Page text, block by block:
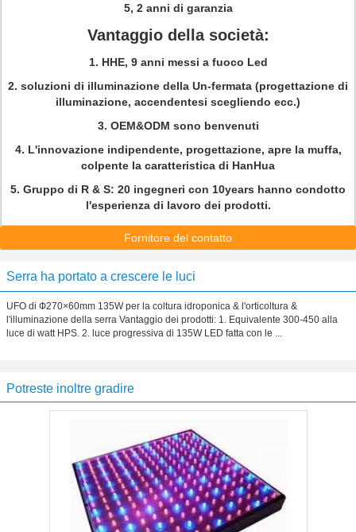
5, 2 anni di garanzia
Vantaggio della società:
1. HHE, 9 anni messi a fuoco Led
2. soluzioni di illuminazione della Un-fermata (progettazione di
illuminazione, accendentesi scegliendo ecc.)
3. OEM&ODM sono benvenuti
4. L'innovazione indipendente, progettazione, apre la muffa,
colpente la caratteristica di HanHua
5. Gruppo di R & S: 20 ingegneri con 10years hanno condotto
l'esperienza di lavoro dei prodotti.
Fornitore del contatto
Serra ha portato a crescere le luci
UFO di Ф270×60mm 135W per la coltura idroponica & l'orticoltura &
l'illuminazione della serra Vantaggio dei prodotti: 1. Equivalente 300-450 alla
luce di watt HPS. 2. luce progressiva di 135W LED fatta con le ...
Potreste inoltre gradire